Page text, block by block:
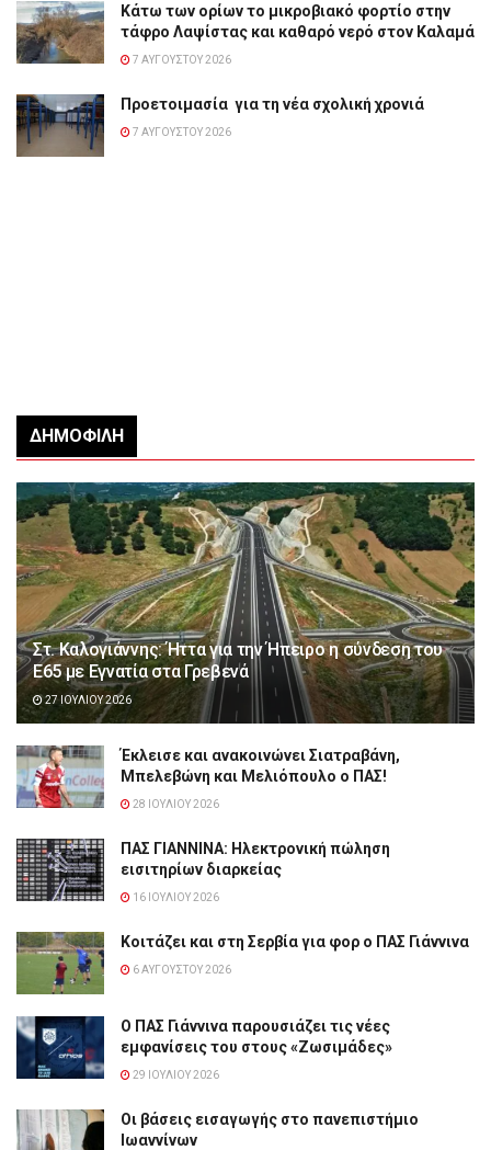
Κάτω των ορίων το μικροβιακό φορτίο στην
τάφρο Λαψίστας και καθαρό νερό στον Καλαμά
7 ΑΥΓΟΎΣΤΟΥ 2026
Προετοιμασία για τη νέα σχολική χρονιά
7 ΑΥΓΟΎΣΤΟΥ 2026
ΔΗΜΟΦΙΛΉ
Στ. Καλογιάννης: Ήττα για την Ήπειρο η σύνδεση του
Ε65 με Εγνατία στα Γρεβενά
27 ΙΟΥΛΊΟΥ 2026
Έκλεισε και ανακοινώνει Σιατραβάνη,
Μπελεβώνη και Μελιόπουλο ο ΠΑΣ!
28 ΙΟΥΛΊΟΥ 2026
ΠΑΣ ΓΙΑΝΝΙΝΑ: Hλεκτρονική πώληση
εισιτηρίων διαρκείας
16 ΙΟΥΛΊΟΥ 2026
Κοιτάζει και στη Σερβία για φορ ο ΠΑΣ Γιάννινα
6 ΑΥΓΟΎΣΤΟΥ 2026
Ο ΠΑΣ Γιάννινα παρουσιάζει τις νέες
εμφανίσεις του στους «Ζωσιμάδες»
29 ΙΟΥΛΊΟΥ 2026
Οι βάσεις εισαγωγής στο πανεπιστήμιο
Ιωαννίνων